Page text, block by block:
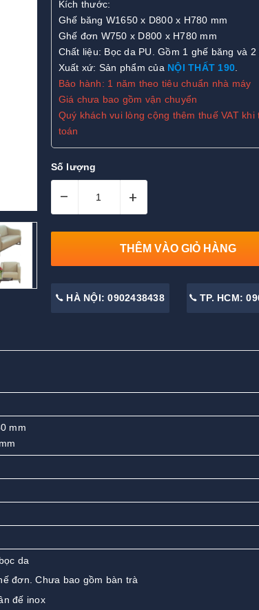
Kích thước:
Ghế băng W1650 x D800 x H780 mm
Ghế đơn W750 x D800 x H780 mm
Chất liệu: Bọc da PU. Gồm 1 ghế băng và
Xuất xứ: Sản phẩm của NỘI THẤT 190.
Bảo hành: 1 năm theo tiêu chuẩn nhà máy
Giá chưa bao gồm vận chuyển
Quý khách vui lòng cộng thêm thuế VAT khi
toán
Số lượng
– +
THÊM VÀO GIỎ HÀNG
HÀ NỘI: 0902438438 TP. HCM:
mm
da
đơn. Chưa bao gồm bàn trà
đế inox